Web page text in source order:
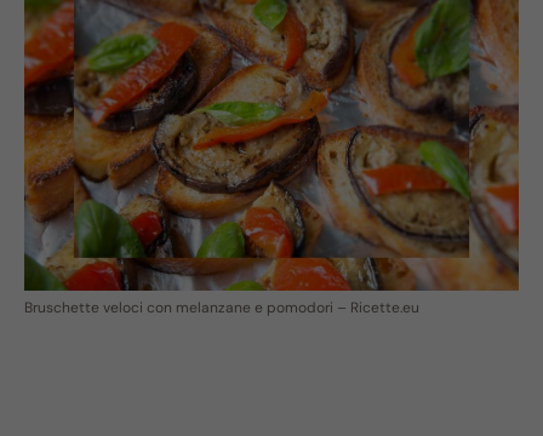
Bruschette veloci con melanzane e pomodori – Ricette.eu